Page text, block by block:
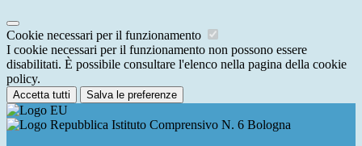
Cookie necessari per il funzionamento
I cookie necessari per il funzionamento non possono essere
disabilitati. È possibile consultare l'elenco nella pagina della cookie
policy.
Accetta tutti Salva le preferenze
Istituto Comprensivo N. 6 Bologna